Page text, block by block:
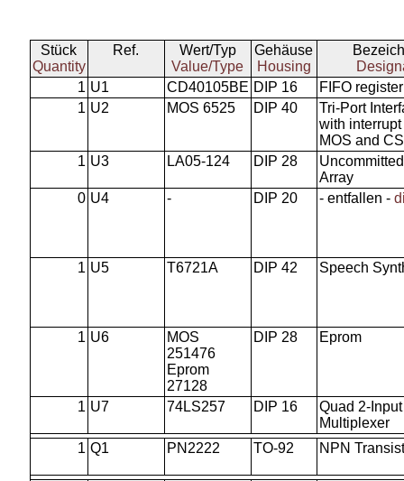
Stück
Quantity
Ref.
Wert/Typ
Value/Type
Gehäuse
Housing
1 U1 CD40105BE DIP 16
FIFO register
1 U2 MOS 6525 DIP 40
Tri-Port
with
MOS and
1 U3 LA05-124 DIP 28
Array
0 U4 - DIP 20 - entfallen -
1 U5 T6721A DIP 42 Speech
1 U6
MOS
251476
Eprom
27128
DIP 28 Eprom
1 U7 74LS257 DIP 16
Quad 2-Input
Multiplexer
1 Q1 PN2222 TO-92 NPN